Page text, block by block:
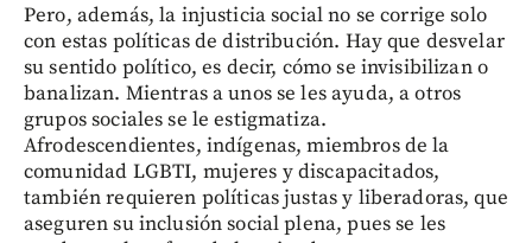
Pero, además, la injusticia social no se corrige solo
con estas políticas de distribución. Hay que desvelar
su sentido político, es decir, cómo se invisibilizan o
banalizan. Mientras a unos se les ayuda, a otros
grupos sociales se le estigmatiza.
Afrodescendientes, indígenas, miembros de la
comunidad LGBTI, mujeres y discapacitados,
también requieren políticas justas y liberadoras, que
aseguren su inclusión social plena, pues se les